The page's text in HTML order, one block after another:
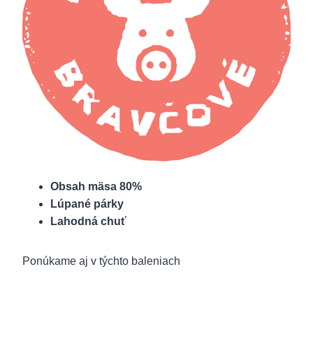
Obsah mäsa 80%
Lúpané párky
Lahodná chuť
Ponúkame aj v týchto baleniach